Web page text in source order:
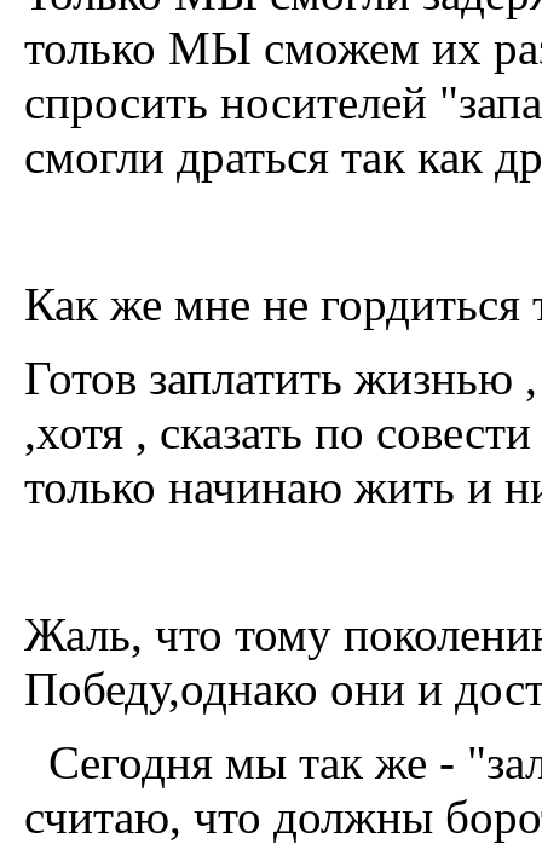
только МЫ сможем их
спросить носителей
смогли драться так как
Как же мне не
Готов заплатить жизнью
,хотя , сказать по
только начинаю жить и
Жаль, что тому
Победу,однако они и
Сегодня мы так же -
считаю, что должны